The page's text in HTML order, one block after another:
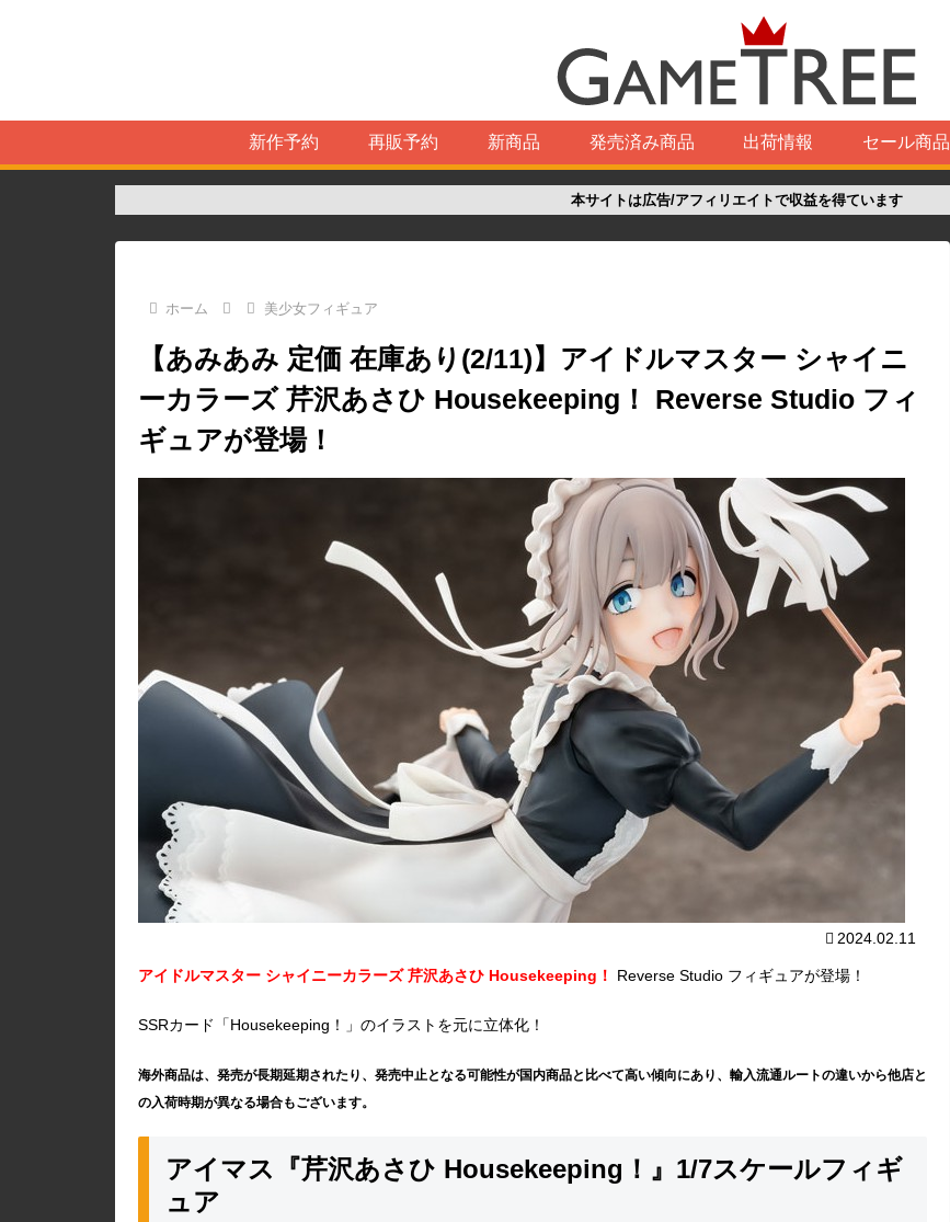
新作予約 再販予約 新商品 発売済み商品 出荷情報 セール商品
本サイトは広告/アフィリエイトで収益を得ています
ホーム 美少女フィギュア
【あみあみ 定価 在庫あり(2/11)】アイドルマスター シャイニ
ーカラーズ 芹沢あさひ Housekeeping！ Reverse Studio フィ
ギュアが登場！
2024.02.11
アイドルマスター シャイニーカラーズ 芹沢あさひ Housekeeping！ Reverse Studio フィギュアが登場！
SSRカード「Housekeeping！」のイラストを元に立体化！
海外商品は、発売が長期延期されたり、発売中止となる可能性が国内商品と比べて高い傾向にあり、輸入流通ルートの違いから他店と
の入荷時期が異なる場合もございます。
アイマス『芹沢あさひ Housekeeping！』1/7スケールフィギ
ュア